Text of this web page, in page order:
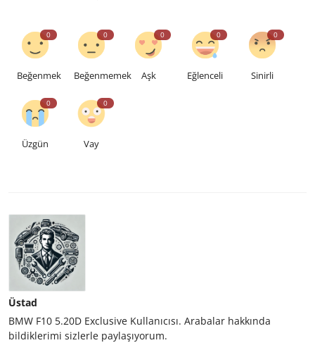
0
Beğenmek
0
Beğenmemek
0
Aşk
0
Eğlenceli
0
Sinirli
0
Üzgün
0
Vay
Üstad
BMW F10 5.20D Exclusive Kullanıcısı. Arabalar hakkında
bildiklerimi sizlerle paylaşıyorum.